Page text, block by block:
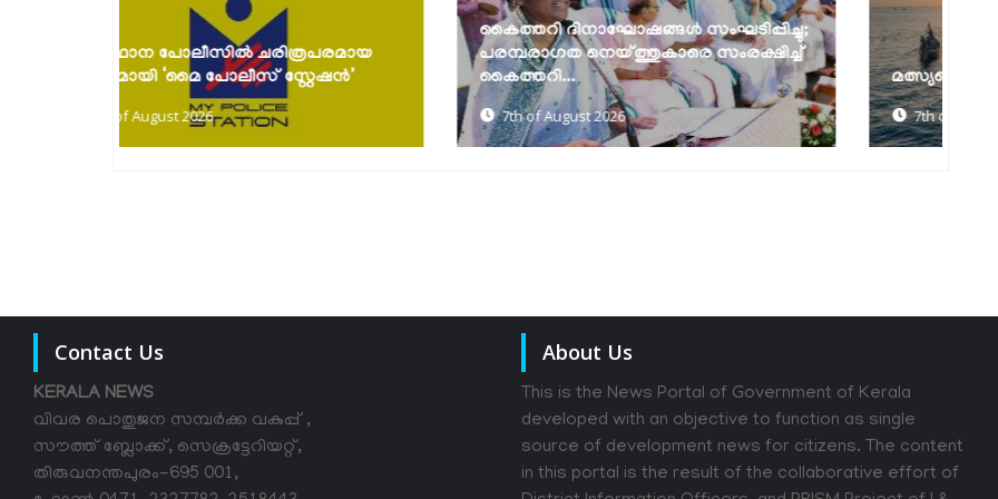
കൈത്തറി ദിനാഘോഷങ്ങൾ സംഘടിപ്പിച്ചു;
പരമ്പരാഗത നെയ്ത്തുകാരെ സംരക്ഷിച്ച്
കൈത്തറി...
7th of August 2026
മത്സ്യത്തൊഴിലാളി ജാഗ്രത നിർദേശം
7th of August 2026
Contact Us
KERALA NEWS
വിവര പൊതുജന സമ്പര്‍ക്ക വകുപ്പ് ,
സൗത്ത് ബ്ലോക്ക്, സെക്രട്ടേറിയറ്റ്,
തിരുവനന്തപുരം-695 001,
About Us
This is the News Portal of Government of Kerala
developed with an objective to function as single
source of development news for citizens. The content
in this portal is the result of the collaborative effort of